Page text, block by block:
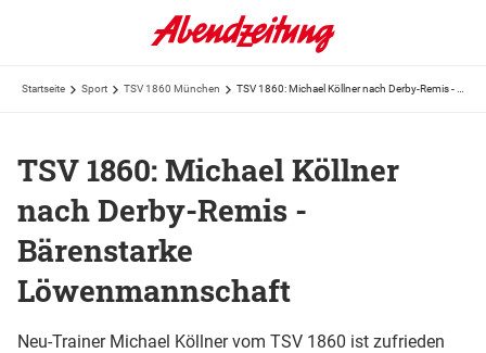
Startseite Sport TSV 1860 München
TSV 1860: Michael Köllner
nach Derby-Remis -
Bärenstarke
Löwenmannschaft
Neu-Trainer Michael Köllner vom TSV 1860 ist zufrieden